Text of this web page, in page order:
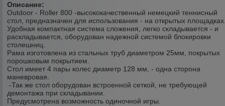
Описание:
Outdoor - Roller 800 -высококачественный немецкий теннисный
стол, предназначен для использования - на открытых
Удобная компактная система сложения, легко складывается - и
раскладывается, оборудован надежной системой блокировки
столешниц.
Рама изготовлена из стальных труб диаметром 25мм, покрытых
порошковым покрытием.
Стол имеет 4 пары колес диаметр 128 мм, - одна сторона
маневровая.
-Так же стол оборудован встроенной сеткой, не требующей
демонтажа при складывании.
Предусмотрена возможность одиночной игры.